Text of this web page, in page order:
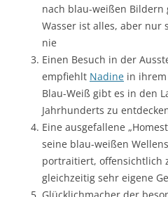
nach blau-weißen
Wasser ist alles, aber nur
nie
Einen Besuch in der
empfiehlt Nadine in
Blau-Weiß gibt es in den
Jahrhunderts zu
Eine ausgefallene
seine blau-weißen
portraitiert, offensichtlich
gleichzeitig sehr eigene